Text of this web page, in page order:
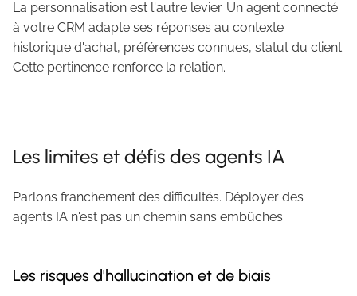
La personnalisation est l'autre levier. Un agent connecté
à votre CRM adapte ses réponses au contexte :
historique d'achat, préférences connues, statut du client.
Cette pertinence renforce la relation.
Les limites et défis des agents IA
Parlons franchement des difficultés. Déployer des
agents IA n'est pas un chemin sans embûches.
Les risques d'hallucination et de biais